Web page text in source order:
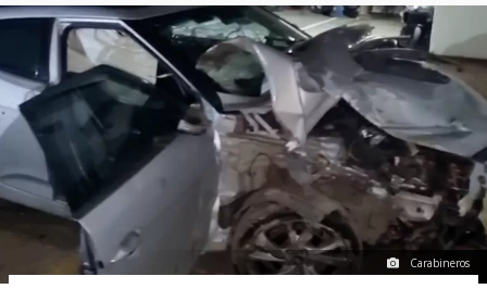
Carabineros